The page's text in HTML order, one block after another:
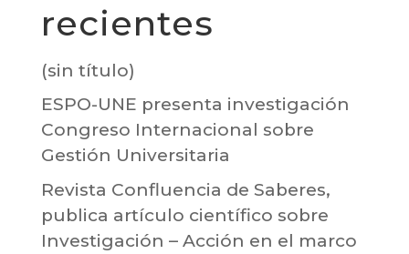
recientes
(sin título)
ESPO-UNE presenta investigación
Congreso Internacional sobre
Gestión Universitaria
Revista Confluencia de Saberes,
publica artículo científico sobre
Investigación – Acción en el marco